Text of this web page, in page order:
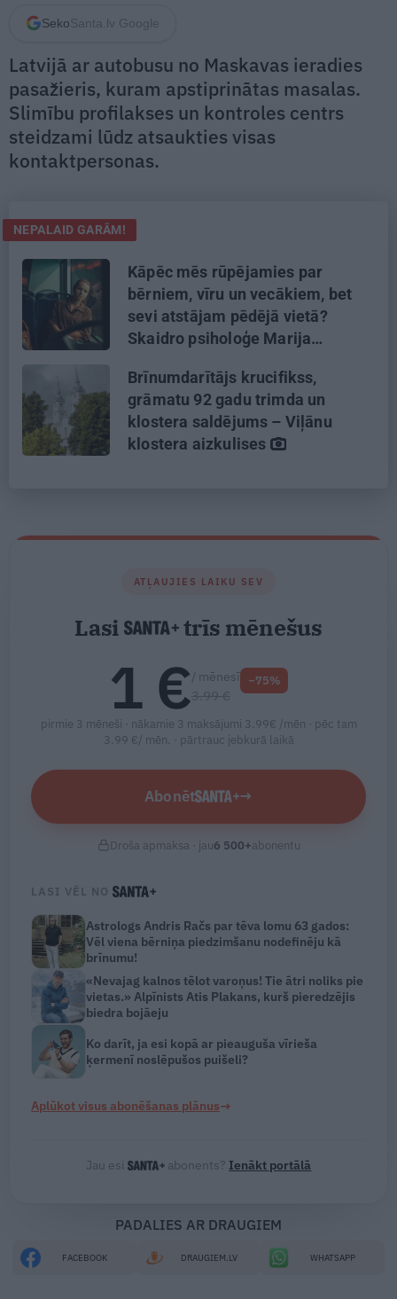
Seko Santa.lv Google
Latvijā ar autobusu no Maskavas ieradies
pasažieris, kuram apstiprinātas masalas.
Slimību profilakses un kontroles centrs
steidzami lūdz atsaukties visas
kontaktpersonas.
NEPALAID GARĀM!
Kāpēc mēs rūpējamies par
bērniem, vīru un vecākiem, bet
sevi atstājam pēdējā vietā?
Skaidro psiholoģe Marija
Brīnumdarītājs krucifikss,
grāmatu 92 gadu trimda un
klostera saldējums – Viļānu
klostera aizkulises
ATĻAUJIES LAIKU SEV
Lasi trīs mēnešus
1 €/ mēnesī −75%
pirmie 3 mēneši · nākamie 3 maksājumi 3.99€ /mēn · pēc tam
3.99 €/ mēn. · pārtrauc jebkurā laikā
Abonēt →
Droša apmaksa · jau6 500+abonentu
LASI VĒL NO
Astrologs Andris Račs par tēva lomu 63 gados:
Vēl viena bērniņa piedzimšanu nodefinēju kā
brīnumu!
«Nevajag kalnos tēlot varoņus! Tie ātri noliks pie
vietas.» Alpīnists Atis Plakans, kurš pieredzējis
biedra bojāeju
Ko darīt, ja esi kopā ar pieauguša vīrieša
ķermenī noslēpušos puišeli?
Aplūkot visus abonēšanas plānus→
Jau esi abonents? Ienākt portālā
PADALIES AR DRAUGIEM
FACEBOOK DRAUGIEM.LV WHATSAPP